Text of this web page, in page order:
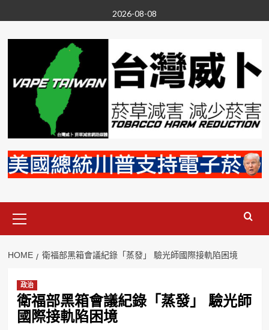
to
content
2026-08-08
Menu
HOME 衛福部黑箱會議紀錄「蒸發」 驗光師國際接軌陷困境
政治
衛福部黑箱會議紀錄「蒸發」 驗光師
國際接軌陷困境